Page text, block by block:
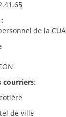
de la CUA
courriers:
de ville